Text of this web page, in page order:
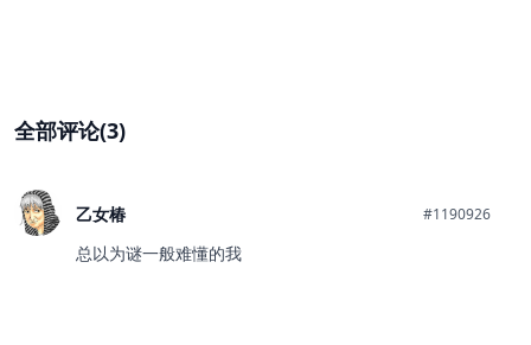
全部评论(3)
乙女椿 #1190926
总以为谜一般难懂的我